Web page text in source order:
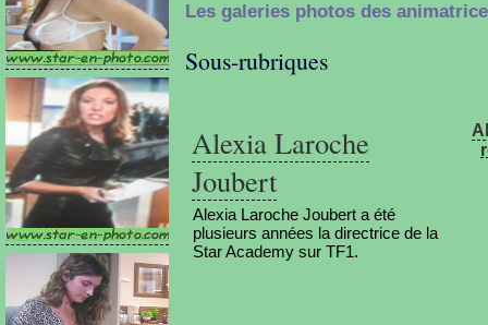
Les galeries photos des
Sous-rubriques
Alexia Laroche
Joubert
Alexia Laroche Joubert a été
plusieurs années la directrice de la
Star Academy sur TF1.